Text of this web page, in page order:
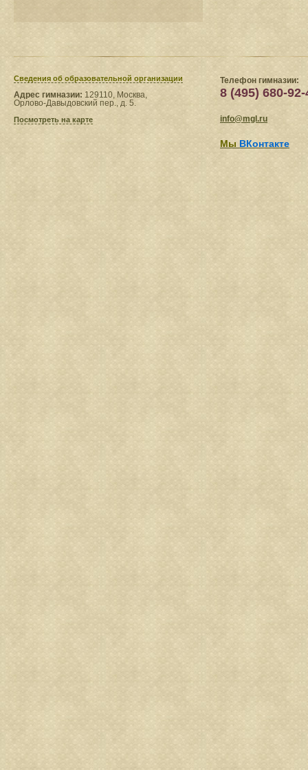
Сведения​ об образовательной организации
Адрес гимназии: 129110, Москва,
Орлово-Давыдовский пер., д. 5.
Посмотреть на карте
Телефон гимназии:
8 (495) 680-92-
info@mgl.ru
Мы ВКонтакте